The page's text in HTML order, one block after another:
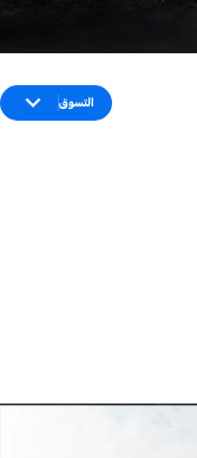
التسوق